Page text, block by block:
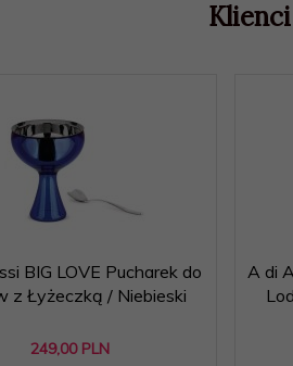
BIG LOVE Pucharek do
z Łyżeczką / Niebieski
249,00 PLN
A di